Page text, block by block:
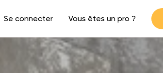
Se connecter Vous êtes un pro ?